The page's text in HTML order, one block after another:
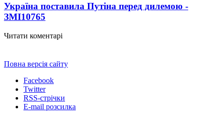
Україна поставила Путіна перед дилемою -
ЗМІ10765
Читати коментарі
Повна версія сайту
Facebook
Twitter
RSS-стрічки
E-mail розсилка